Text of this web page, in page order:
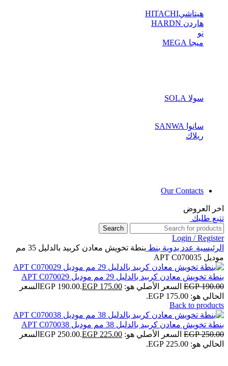
هيتاشيHITACHI
هاردن HARDN
نو
ميجا MEGA
سولا SOLA
سانوا SANWA
ريلاك
Our Contacts
اخر العروض
تتبع طلبك
Search
Login / Register
الرئيسية عدد يدوية بنط
بنطة تخويش معادن كربيد بالدليل 35 مم
موديل APT C070035
بنطة تخويش معادن كربيد بالدليل 29 مم موديل APT C070029
EGP190.00 السعر الأصلي هو: EGP 190.00. EGP 175.00
السعر
الحالي هو: EGP 175.00.
Back to products
بنطة تخويش معادن كربيد بالدليل 38 مم موديل APT C070038
EGP250.00 السعر الأصلي هو: EGP 250.00. EGP 225.00
السعر
الحالي هو: EGP 225.00.